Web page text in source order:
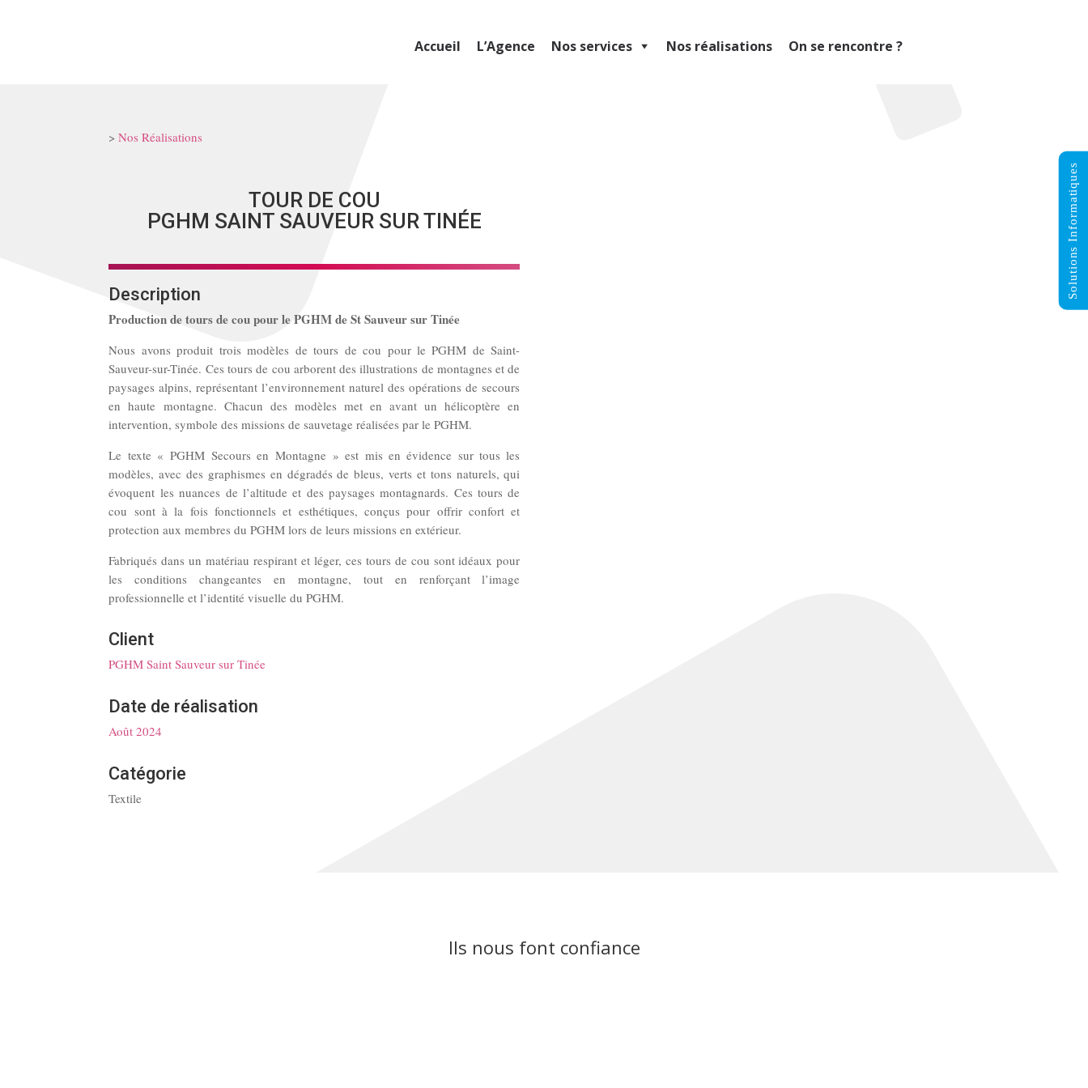
Accueil L’Agence Nos services Nos réalisations On se rencontre ?
>Nos Réalisations
TOUR DE COU
PGHM SAINT SAUVEUR SUR TINÉE
Description
Production de tours de cou pour le PGHM de St Sauveur sur Tinée
Nous avons produit trois modèles de tours de cou pour le PGHM de Saint-
Sauveur-sur-Tinée. Ces tours de cou arborent des illustrations de montagnes et de
paysages alpins, représentant l’environnement naturel des opérations de secours
en haute montagne. Chacun des modèles met en avant un hélicoptère en
intervention, symbole des missions de sauvetage réalisées par le PGHM.
Le texte « PGHM Secours en Montagne » est mis en évidence sur tous les
modèles, avec des graphismes en dégradés de bleus, verts et tons naturels, qui
évoquent les nuances de l’altitude et des paysages montagnards. Ces tours de
cou sont à la fois fonctionnels et esthétiques, conçus pour offrir confort et
protection aux membres du PGHM lors de leurs missions en extérieur.
Fabriqués dans un matériau respirant et léger, ces tours de cou sont idéaux pour
les conditions changeantes en montagne, tout en renforçant l’image
professionnelle et l’identité visuelle du PGHM.
Client
PGHM Saint Sauveur sur Tinée
Date de réalisation
Août 2024
Catégorie
Textile
Ils nous font confiance
Solutions Informatiques